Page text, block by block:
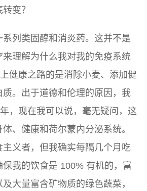
变？
列类固醇和消炎药。这并不是
来理解为什么我对我的免疫系统
健康之路的是消除小麦、添加健
质。出于道德和伦理的原因，我
，现在我可以说，毫无疑问，这
、健康和荷尔蒙内分泌系统。
主义者，但我确实每隔几个月吃
我的饮食是 100% 有机的，富
大量富含矿物质的绿色蔬菜，